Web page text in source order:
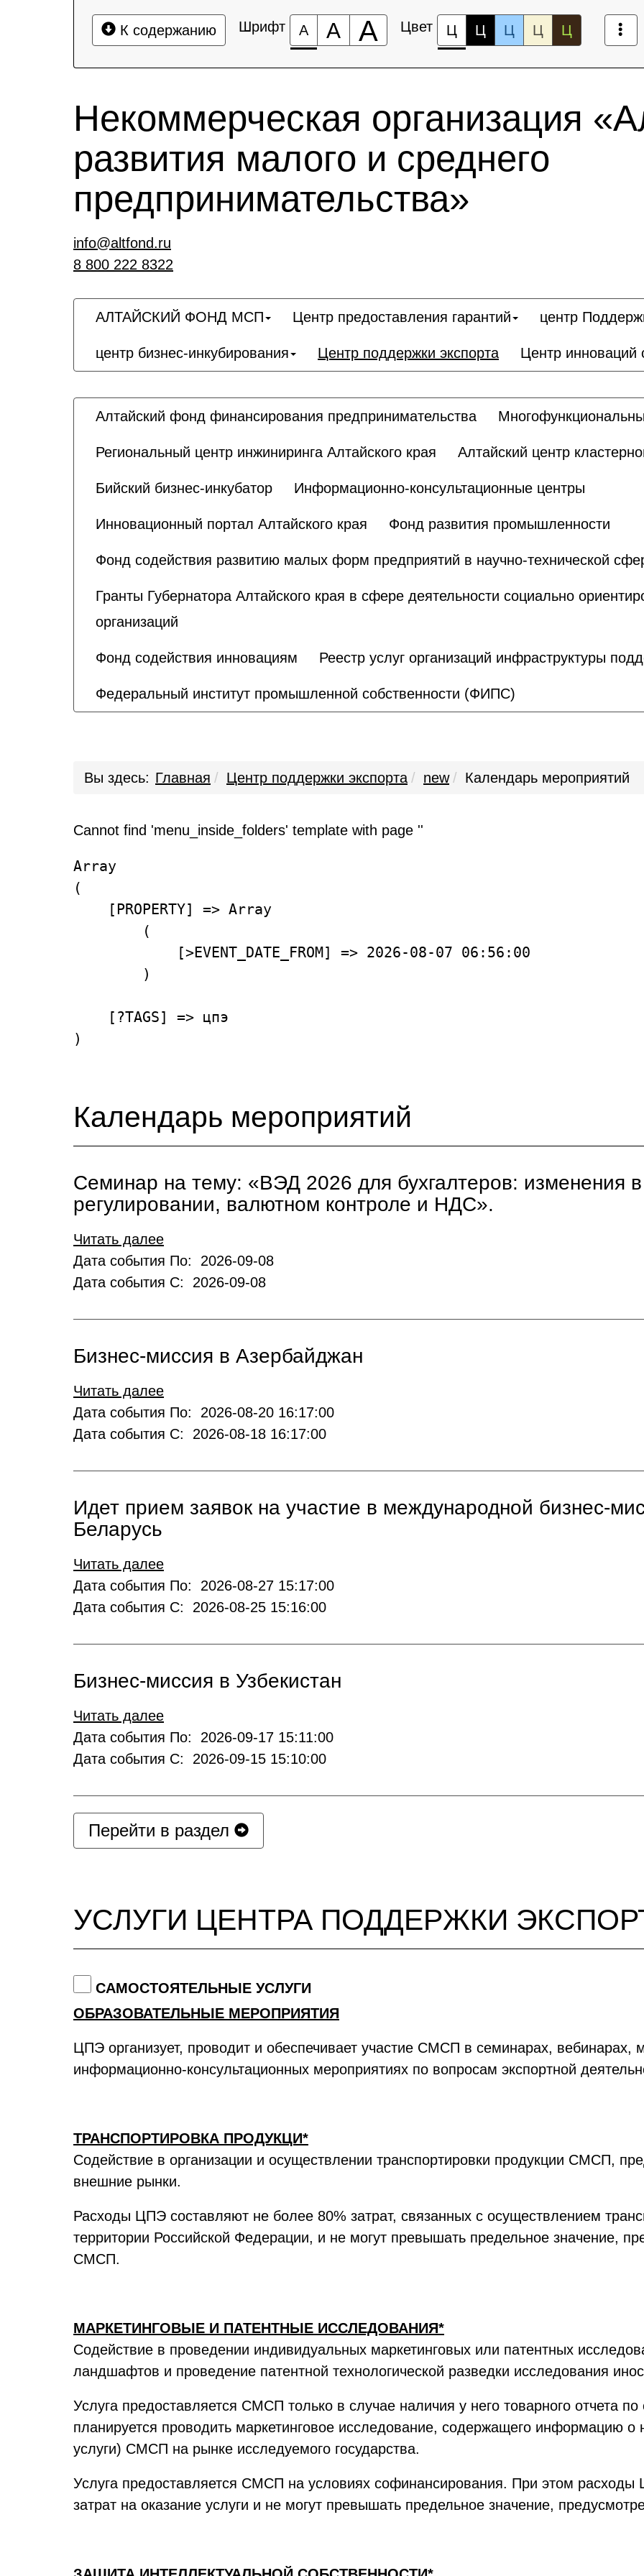
К содержанию Шрифт А А А Цвет Ц Ц Ц Ц Ц
Некоммерческая организация
развития малого и среднего
предпринимательства»
info@altfond.ru
8 800 222 8322
АЛТАЙСКИЙ ФОНД МСП Центр предоставления гарантий центр
центр бизнес-инкубирования Центр поддержки экспорта Центр
Алтайский фонд финансирования предпринимательства
Региональный центр инжиниринга Алтайского края Алтайский центр
Бийский бизнес-инкубатор Информационно-консультационные центры
Инновационный портал Алтайского края Фонд развития промышленности
Фонд содействия развитию малых форм предприятий в научно-технической
Гранты Губернатора Алтайского края в сфере деятельности социально
организаций
Фонд содействия инновациям Реестр услуг организаций инфраструктуры
Федеральный институт промышленной собственности (ФИПС)
Вы здесь: Главная Центр поддержки экспорта new Календарь мероприятий
Cannot find 'menu_inside_folders' template with page ''
Array
(
    [PROPERTY] => Array
        (
            [>EVENT_DATE_FROM] => 2026-08-07 06:56:00
        )
    [?TAGS] => цпэ
Календарь мероприятий
Семинар на тему: «ВЭД 2026 для бухгалтеров: изменения
регулировании, валютном контроле и НДС».
Читать далее
Дата события По: 2026-09-08
Дата события С: 2026-09-08
Бизнес-миссия в Азербайджан
Читать далее
Дата события По: 2026-08-20 16:17:00
Дата события С: 2026-08-18 16:17:00
Идет прием заявок на участие в международной бизнес-
Беларусь
Читать далее
Дата события По: 2026-08-27 15:17:00
Дата события С: 2026-08-25 15:16:00
Бизнес-миссия в Узбекистан
Читать далее
Дата события По: 2026-09-17 15:11:00
Дата события С: 2026-09-15 15:10:00
Перейти в раздел
УСЛУГИ ЦЕНТРА ПОДДЕРЖКИ
САМОСТОЯТЕЛЬНЫЕ УСЛУГИ
ОБРАЗОВАТЕЛЬНЫЕ МЕРОПРИЯТИЯ
ЦПЭ организует, проводит и обеспечивает участие СМСП в семинарах, вебинарах,
информационно-консультационных мероприятиях по вопросам экспортной
ТРАНСПОРТИРОВКА ПРОДУКЦИ*
Содействие в организации и осуществлении транспортировки продукции СМСП,
внешние рынки.
Расходы ЦПЭ составляют не более 80% затрат, связанных с осуществлением
территории Российской Федерации, и не могут превышать предельное значение,
СМСП.
МАРКЕТИНГОВЫЕ И ПАТЕНТНЫЕ ИССЛЕДОВАНИЯ*
Содействие в проведении индивидуальных маркетинговых или патентных
ландшафтов и проведение патентной технологической разведки исследования
Услуга предоставляется СМСП только в случае наличия у него товарного отчета
планируется проводить маркетинговое исследование, содержащего информацию
услуги) СМСП на рынке исследуемого государства.
Услуга предоставляется СМСП на условиях софинансирования. При этом
затрат на оказание услуги и не могут превышать предельное значение,